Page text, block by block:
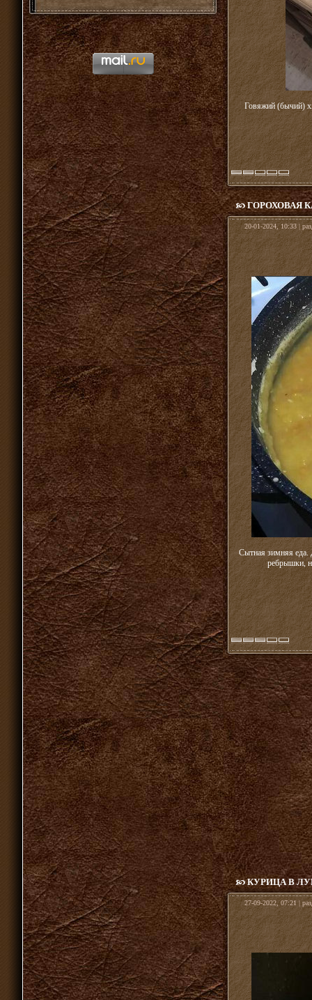
Говяжий (бычий)
ГОРОХОВАЯ
20-01-2024, 10:33 |
Сытная зимняя еда.
ребрышки,
КУРИЦА В
27-09-2022, 07:21 |